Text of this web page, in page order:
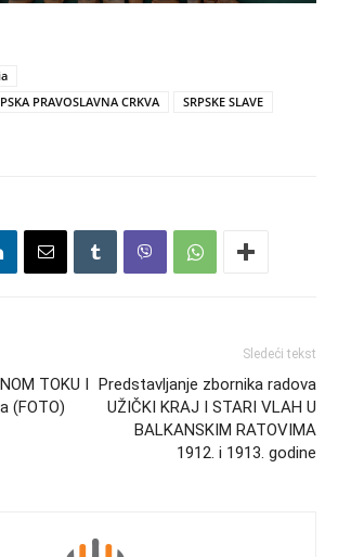
PRAVOSLAVNA CRKVA
SRPSKE SLAVE
TOKU I
(FOTO)
Sledeći tekst
Predstavljanje zbornika radova
UŽIČKI KRAJ I STARI VLAH U
BALKANSKIM RATOVIMA
1912. i 1913. godine